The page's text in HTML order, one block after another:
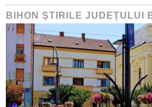
BIHON ŞTIRILE JUDEŢULUI